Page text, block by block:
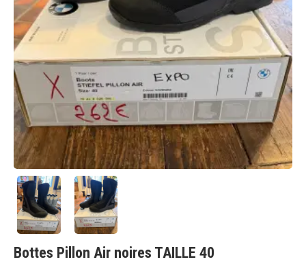
Bottes Pillon Air noires TAILLE 40